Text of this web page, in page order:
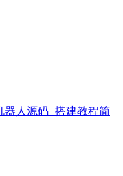
器人源码+搭建教程简